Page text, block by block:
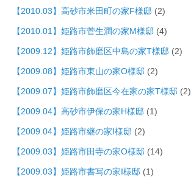
【2010.03】高砂市米田町の家F様邸 (2)
【2010.01】姫路市菅生澗の家M様邸 (4)
【2009.12】姫路市飾磨区中島の家T様邸 (2)
【2009.08】姫路市東山の家O様邸 (2)
【2009.07】姫路市飾磨区今在家の家T様邸 (2)
【2009.04】高砂市伊保の家H様邸 (1)
【2009.04】姫路市継の家I様邸 (2)
【2009.03】姫路市田寺の家O様邸 (14)
【2009.03】姫路市書写の家I様邸 (1)